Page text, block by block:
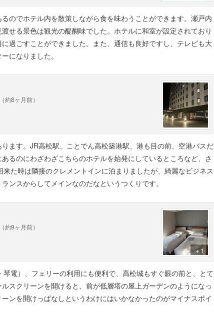
のでホテル内を散策しながら食を味わうことができます。瀬戸内
せる景色は観光の醍醐味でした。ホテルに和室が設定されており
過ごすことができました。また、通信も良好ですし、テレビも大
になりました。
約8ヶ月前）
ます。JR高松駅、ことでん高松築港駅、港も目の前、空港バスだ
るのにわざわざこちらのホテルを始発にしているところなど、さ
た時は隣接のクレメントインに泊まりましたが、綺麗なビジネス
ンスからしてメインなのだなというつくりです。
約9ヶ月前）
＋1
電）、フェリーの利用にも便利で、高松城もすぐ眼の前と、とて
スクリーンを開けると、前が低層塔の屋上ガーデンのようになっ
ンを開けっぱなしというわけにはいかなかったのがマイナスポイ